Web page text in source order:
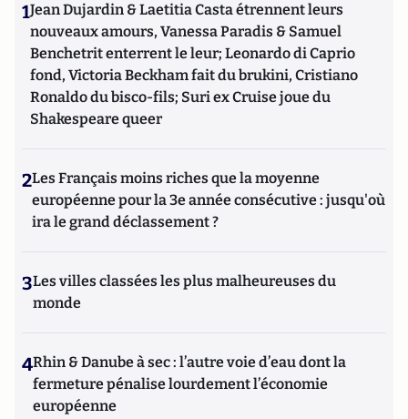
1Jean Dujardin & Laetitia Casta étrennent leurs
nouveaux amours, Vanessa Paradis & Samuel
Benchetrit enterrent le leur; Leonardo di Caprio
fond, Victoria Beckham fait du brukini, Cristiano
Ronaldo du bisco-fils; Suri ex Cruise joue du
Shakespeare queer
2Les Français moins riches que la moyenne
européenne pour la 3e année consécutive : jusqu'où
ira le grand déclassement ?
3Les villes classées les plus malheureuses du
monde
4Rhin & Danube à sec : l’autre voie d’eau dont la
fermeture pénalise lourdement l’économie
européenne